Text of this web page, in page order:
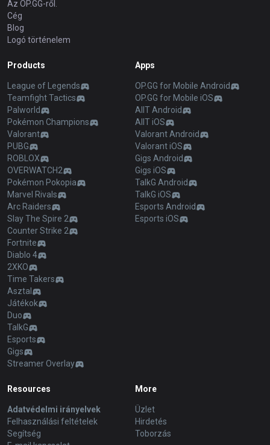
Az OP.GG-ről.
Cég
Blog
Logó történelem
Products
League of Legends
Teamfight Tactics
Palworld
Pokémon Champions
Valorant
PUBG
ROBLOX
OVERWATCH2
Pokémon Pokopia
Marvel Rivals
Arc Raiders
Slay The Spire 2
Counter Strike 2
Fortnite
Diablo 4
2XKO
Time Takers
Asztal
Játékok
Duo
TalkG
Esports
Gigs
Streamer Overlay
Apps
OP.GG for Mobile Android
OP.GG for Mobile iOS
AllT Android
AllT iOS
Valorant Android
Valorant iOS
Gigs Android
Gigs iOS
TalkG Android
TalkG iOS
Esports Android
Esports iOS
Resources
Adatvédelmi irányelvek
Felhasználási feltételek
Segítség
More
Üzlet
Hirdetés
Toborzás